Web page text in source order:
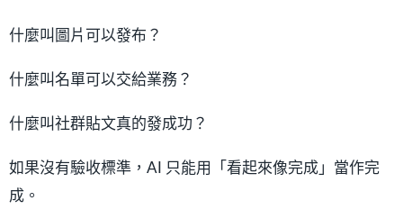
什麼叫圖片可以發布？
什麼叫名單可以交給業務？
什麼叫社群貼文真的發成功？
如果沒有驗收標準，AI 只能用「看起來像完成」當作完
成。